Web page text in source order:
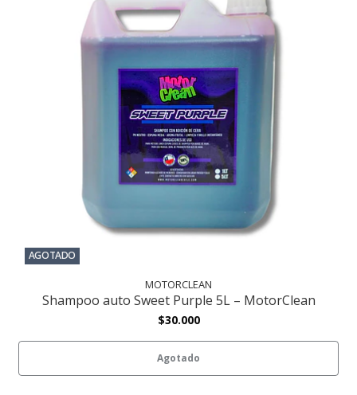
AGOTADO
MOTORCLEAN
Shampoo auto Sweet Purple 5L – MotorClean
$30.000
Agotado